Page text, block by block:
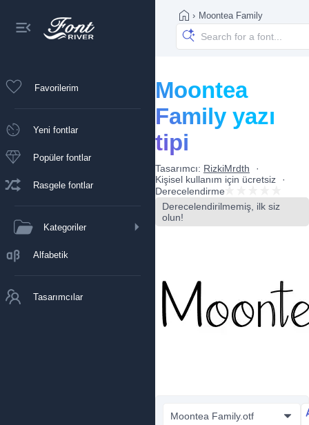
Favorilerim
Yeni fontlar
Popüler fontlar
Rasgele fontlar
Kategoriler
Alfabetik
Tasarımcılar
› Moontea Family
Moontea
Family yazı
tipi
Tasarımcı: RizkiMrdth
Kişisel kullanım için ücretsiz
Derecelendirme
Derecelendirilmemiş, ilk siz
olun!
Moontea Family.otf